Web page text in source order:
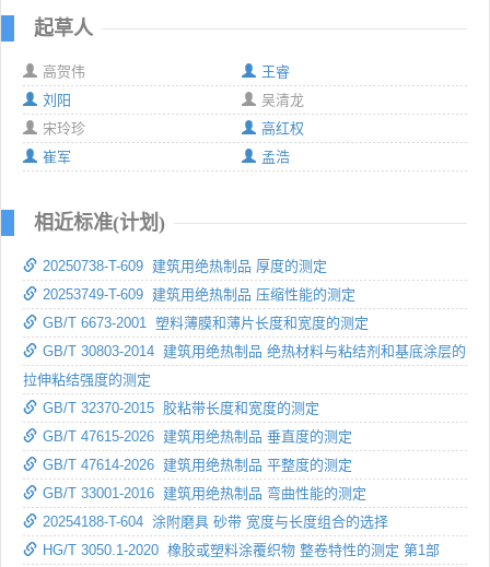
起草人
高贺伟
王睿
刘阳
吴清龙
宋玲珍
高红权
崔军
孟浩
相近标准(计划)
20250738-T-609 建筑用绝热制品 厚度的测定
20253749-T-609 建筑用绝热制品 压缩性能的测定
GB/T 6673-2001 塑料薄膜和薄片长度和宽度的测定
GB/T 30803-2014 建筑用绝热制品 绝热材料与粘结剂和基底涂层的
拉伸粘结强度的测定
GB/T 32370-2015 胶粘带长度和宽度的测定
GB/T 47615-2026 建筑用绝热制品 垂直度的测定
GB/T 47614-2026 建筑用绝热制品 平整度的测定
GB/T 33001-2016 建筑用绝热制品 弯曲性能的测定
20254188-T-604 涂附磨具 砂带 宽度与长度组合的选择
HG/T 3050.1-2020 橡胶或塑料涂覆织物 整卷特性的测定 第1部